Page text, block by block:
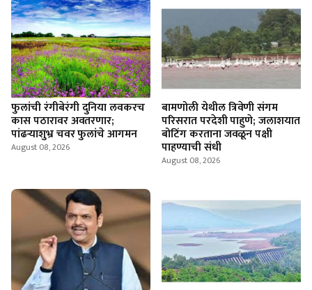
फुलांची रंगीबेरंगी दुनिया लवकरच
कास पठारावर अवतरणार;
पांढऱ्याशुभ्र चवर फुलांचे आगमन
August 08, 2026
बामणोली येथील त्रिवेणी संगम
परिसरात परदेशी पाहुणे; जलाशयात
बोटिंग करताना जवळून पक्षी
पाहण्याची संधी
August 08, 2026